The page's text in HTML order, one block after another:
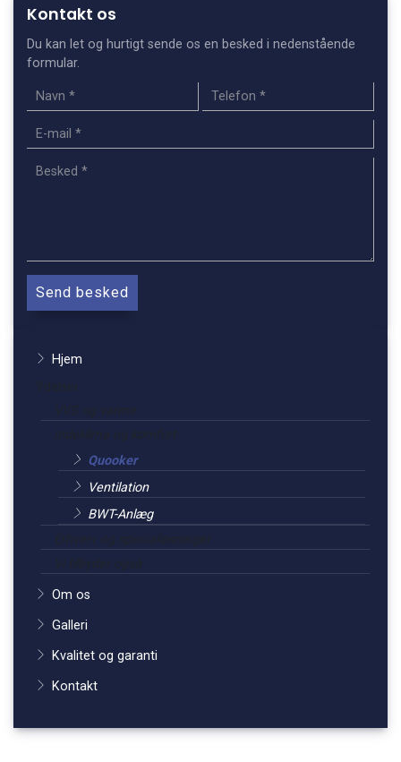
Kontakt os
Du kan let og hurtigt sende os en besked i nedenstående
formular.
Primær
navigation
Hjem
Quooker
Ventilation
BWT-Anlæg
Om os
Galleri
Kvalitet og garanti
Kontakt